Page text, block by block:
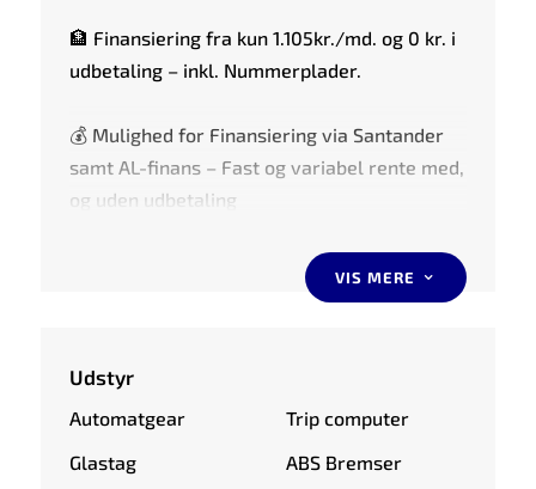
🏦 Finansiering fra kun 1.105kr./md. og 0 kr. i
udbetaling – inkl. Nummerplader.
💰 Mulighed for Finansiering via Santander
samt AL-finans – Fast og variabel rente med,
og uden udbetaling
📅 Hurtig levering – kør hjem samme dag
📇 Nummerplader er inkluderet i prisen
🔏 Den annoncerede pris er uden udvidet
VIS MERE 3
Udstyr
Automatgear
Trip computer
Glastag
ABS Bremser